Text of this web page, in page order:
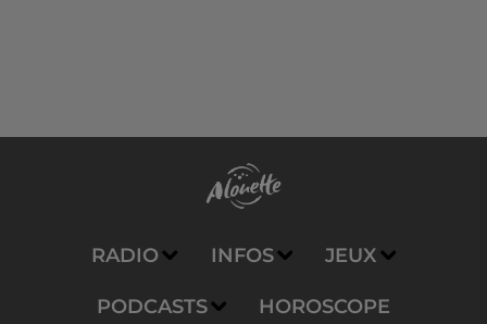
RADIO INFOS JEUX
PODCASTS HOROSCOPE